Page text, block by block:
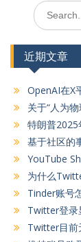
Search
for:
近期文章
OpenAI在X
关于“人为
特朗普2025
基于社区的
YouTube
为什么
Tinder账号
Twitter登
Twitter目前